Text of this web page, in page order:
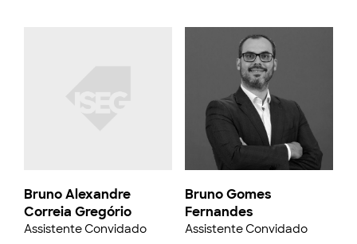
Bruno Alexandre
Correia Gregório
Assistente Convidado
Bruno Gomes
Fernandes
Assistente Convidado